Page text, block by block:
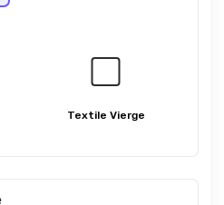
Textile Vierge